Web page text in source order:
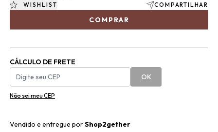
COMPRAR
WISHLIST COMPARTILHAR
CÁLCULO DE FRETE
OK
Não sei meu CEP
Vendido e entregue porShop2gether